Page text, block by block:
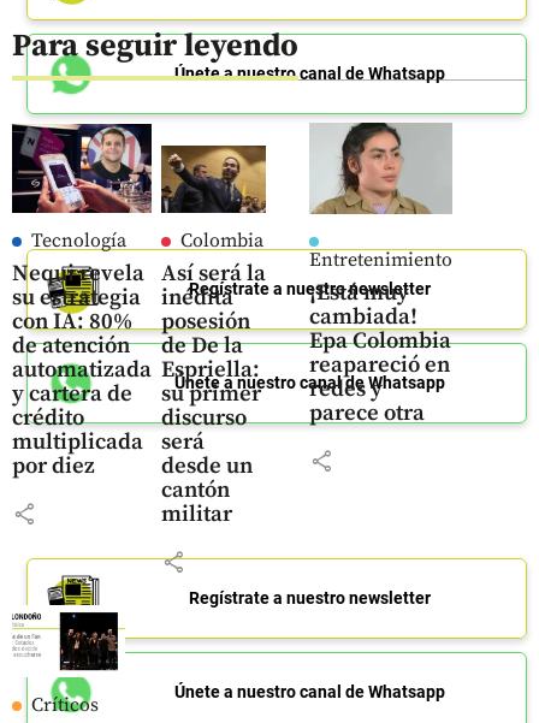
Para seguir leyendo
Tecnología
Nequi revela
su estrategia
con IA: 80%
de atención
automatizada
y cartera de
crédito
multiplicada
por diez
share
Colombia
Así será la
inédita
posesión
de De la
Espriella:
su primer
discurso
será
desde un
cantón
militar
share
Entretenimiento
¡Está muy
cambiada!
Epa Colombia
reapareció en
redes y
parece otra
share
Críticos
Únete a nuestro canal de Whatsapp
Regístrate a nuestro newsletter
Únete a nuestro canal de Whatsapp
Regístrate a nuestro newsletter
Únete a nuestro canal de Whatsapp